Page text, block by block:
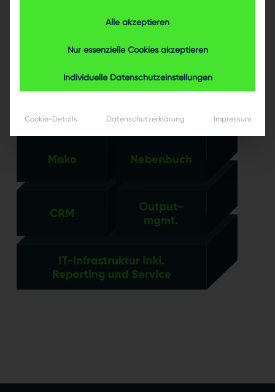
Alle akzeptieren
Nur essenzielle Cookies akzeptieren
Individuelle Datenschutzeinstellungen
Cookie-Details Datenschutzerklärung Impressum